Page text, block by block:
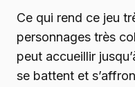
Ce qui rend ce jeu
personnages très
peut accueillir
se battent et